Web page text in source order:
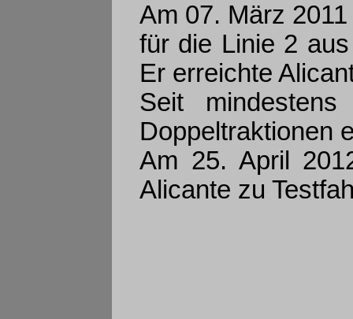
Am 07. März
für die Linie 2
Er erreichte
Seit
Doppeltraktionen
Am 25. April
Alicante zu